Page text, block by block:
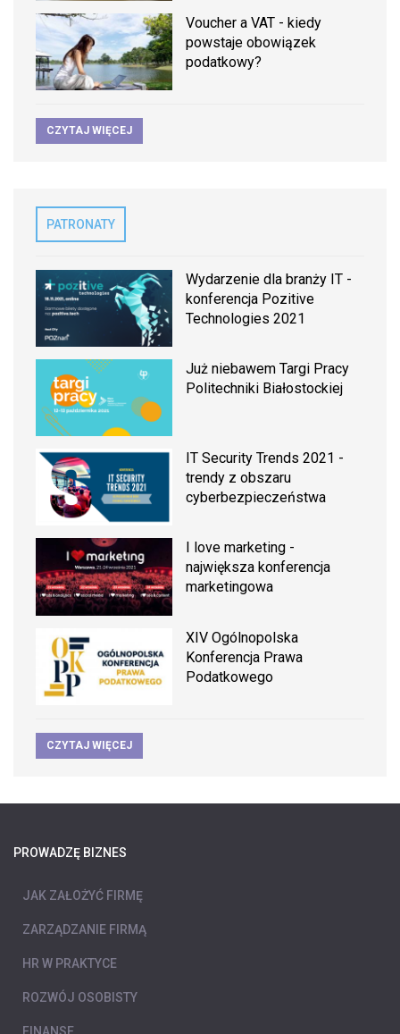
Voucher a VAT - kiedy
powstaje obowiązek
podatkowy?
CZYTAJ WIĘCEJ
PATRONATY
Wydarzenie dla branży IT -
konferencja Pozitive
Technologies 2021
Już niebawem Targi Pracy
Politechniki Białostockiej
IT Security Trends 2021 -
trendy z obszaru
cyberbezpieczeństwa
I love marketing -
największa konferencja
marketingowa
XIV Ogólnopolska
Konferencja Prawa
Podatkowego
CZYTAJ WIĘCEJ
PROWADZĘ BIZNES
JAK ZAŁOŻYĆ FIRMĘ
ZARZĄDZANIE FIRMĄ
HR W PRAKTYCE
ROZWÓJ OSOBISTY